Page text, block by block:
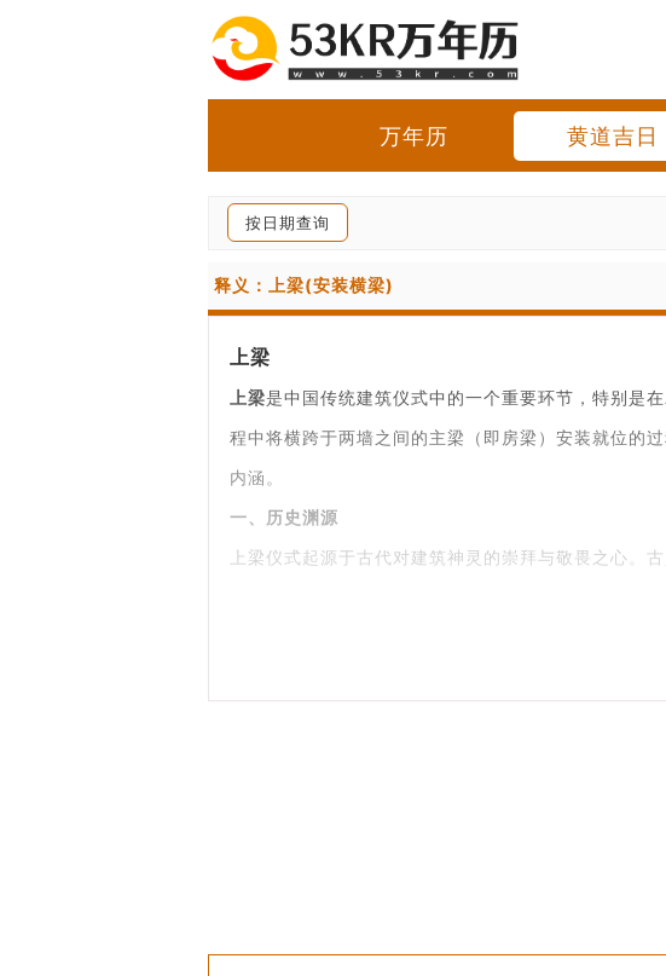
万年历 黄道吉日
按日期查询
释义：上梁(安装横梁)
上梁
上梁是中国传统建筑仪式中的一个重要环节，特别是
程中将横跨于两墙之间的主梁（即房梁）安装就位的
内涵。
一、历史渊源
上梁仪式起源于古代对建筑神灵的崇拜与敬畏之心。
: 在正式开始上梁之前，通常会先进行祭拜活动
: 当所有准备工作完成后，由经验丰富的工
: 在主梁两端挂上红色布条或绸带，
: 完成上述步骤后，主人家会设宴款待参与仪
三、文化意义